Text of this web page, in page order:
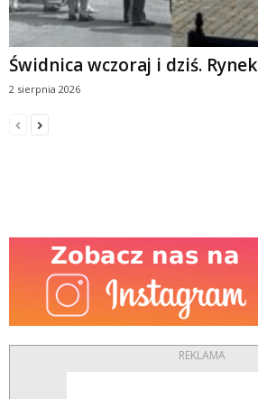
Świdnica wczoraj i dziś. Rynek
2 sierpnia 2026
REKLAMA